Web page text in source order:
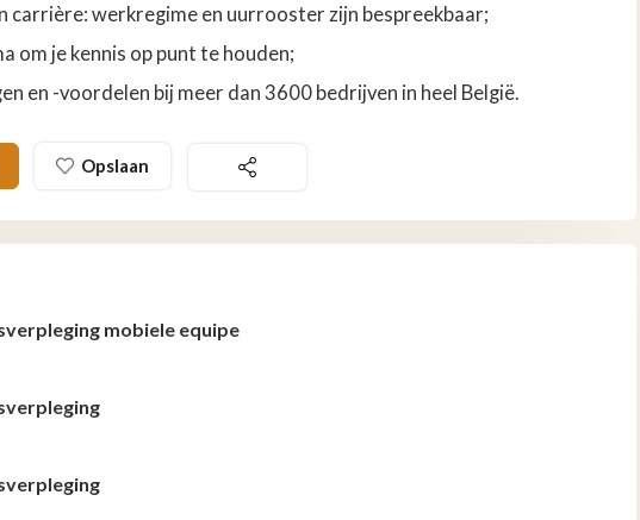
carrière: werkregime en uurrooster zijn bespreekbaar;
om je kennis op punt te houden;
en -voordelen bij meer dan 3600 bedrijven in heel België.
Opslaan
mobiele equipe